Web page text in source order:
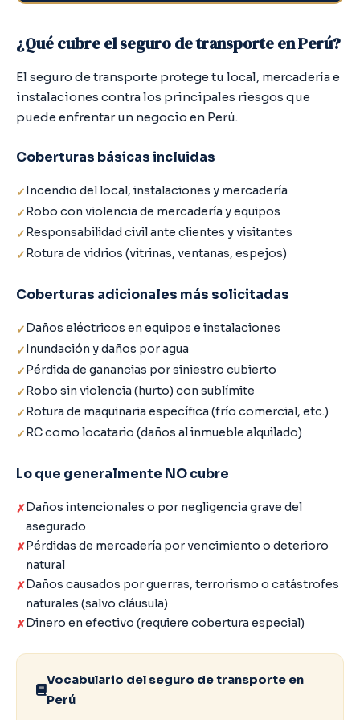
¿Qué cubre el seguro de transporte en Perú?
El seguro de transporte protege tu local, mercadería e
instalaciones contra los principales riesgos que
puede enfrentar un negocio en Perú.
Coberturas básicas incluidas
Incendio del local, instalaciones y mercadería
Robo con violencia de mercadería y equipos
Responsabilidad civil ante clientes y visitantes
Rotura de vidrios (vitrinas, ventanas, espejos)
Coberturas adicionales más solicitadas
Daños eléctricos en equipos e instalaciones
Inundación y daños por agua
Pérdida de ganancias por siniestro cubierto
Robo sin violencia (hurto) con sublímite
Rotura de maquinaria específica (frío comercial, etc.)
RC como locatario (daños al inmueble alquilado)
Lo que generalmente NO cubre
Daños intencionales o por negligencia grave del
asegurado
Pérdidas de mercadería por vencimiento o deterioro
natural
Daños causados por guerras, terrorismo o catástrofes
naturales (salvo cláusula)
Dinero en efectivo (requiere cobertura especial)
Vocabulario del seguro de transporte en
Perú